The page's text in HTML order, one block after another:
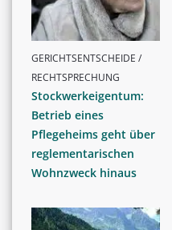
GERICHTSENTSCHEIDE /
RECHTSPRECHUNG
Stockwerkeigentum:
Betrieb eines
Pflegeheims geht über
reglementarischen
Wohnzweck hinaus